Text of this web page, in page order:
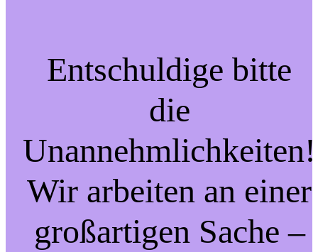
Entschuldige bitte
die
Unannehmlichkeiten!
Wir arbeiten an einer
großartigen Sache –